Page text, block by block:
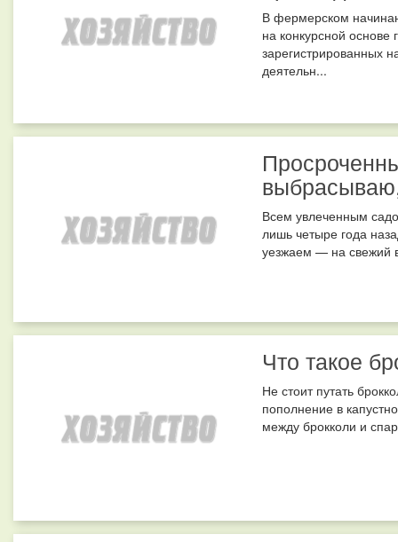
В фермерском
на конкурсной основе
зарегистрированных
деятельн...
Всем увлеченным
лишь четыре года
уезжаем — на свежий
Что такое
Не стоит путать
пополнение в
между брокколи и